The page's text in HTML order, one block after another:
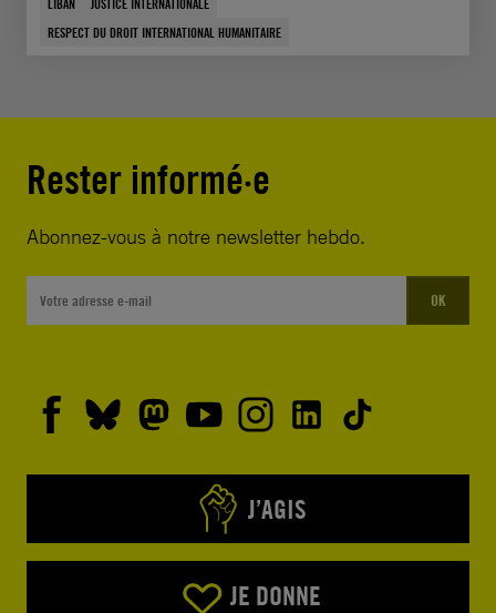
RESPECT DU DROIT INTERNATIONAL HUMANITAIRE
Rester informé·e
Abonnez-vous à notre newsletter hebdo.
OK
J’AGIS
JE DONNE